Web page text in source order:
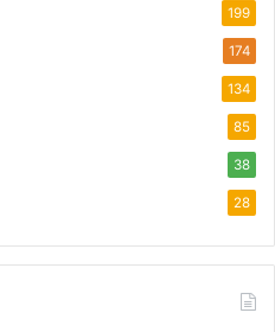
199
174
134
85
38
28